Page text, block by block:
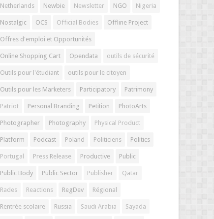
Netherlands Newbie Newsletter NGO Nigeria
Nostalgic OCS Official Bodies Offline Project
Offres d'emploi et Opportunités
Online Shopping Cart Opendata outils de sécurité
Outils pour l'étudiant outils pour le citoyen
Outils pour les Marketers Participatory Patrimony
Patriot Personal Branding Petition PhotoArts
Photographer Photography Physical Product
Platform Podcast Poland Politiciens Politics
Portugal Press Release Productive Public
Public Body Public Sector Publisher Qatar
Rades Reactions RegDev Régional
Rentrée scolaire Russia Saudi Arabia Sayada